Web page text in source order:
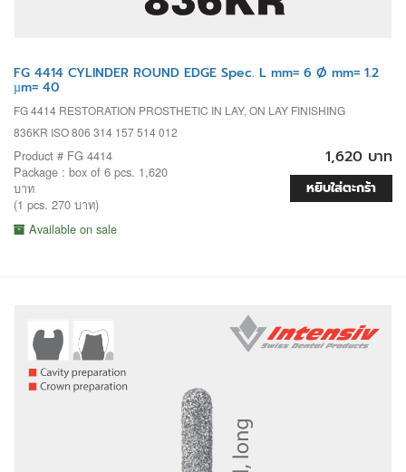
FG 4414 CYLINDER ROUND EDGE Spec. L mm= 6 Ø mm= 1.2
µm= 40
FG 4414 RESTORATION PROSTHETIC IN LAY, ON LAY FINISHING
836KR ISO 806 314 157 514 012
Product # FG 4414
Package : box of 6 pcs. 1,620
บาท
(1 pcs. 270 บาท)
Available on sale
1,620 บาท
หยิบใส่ตะกร้า